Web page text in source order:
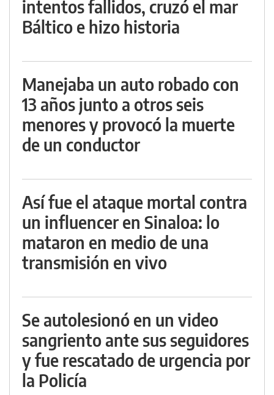
intentos fallidos, cruzó el mar
Báltico e hizo historia
Manejaba un auto robado con
13 años junto a otros seis
menores y provocó la muerte
de un conductor
Así fue el ataque mortal contra
un influencer en Sinaloa: lo
mataron en medio de una
transmisión en vivo
Se autolesionó en un video
sangriento ante sus seguidores
y fue rescatado de urgencia por
la Policía